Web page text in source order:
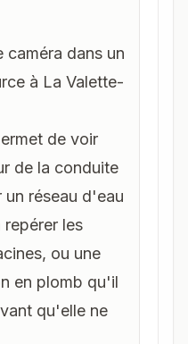
caméra dans un
à La Valette-
de voir
de la conduite
un réseau d'eau
les
ou une
en plomb qu'il
qu'elle ne